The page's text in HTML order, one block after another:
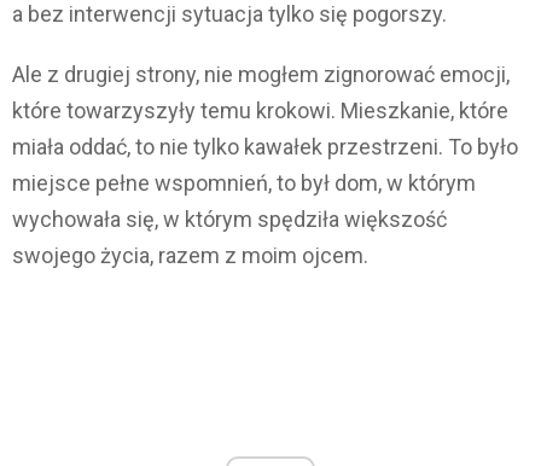
a bez interwencji sytuacja tylko się pogorszy.
Ale z drugiej strony, nie mogłem zignorować emocji,
które towarzyszyły temu krokowi. Mieszkanie, które
miała oddać, to nie tylko kawałek przestrzeni. To było
miejsce pełne wspomnień, to był dom, w którym
wychowała się, w którym spędziła większość
swojego życia, razem z moim ojcem.